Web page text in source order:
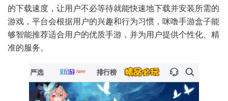
的下载速度，让用户不必等待就能快速地下载并安装所需的
游戏，平台会根据用户的兴趣和行为习惯，咪噜手游盒子能
够智能推荐适合用户的优质手游，并为用户提供个性化、精
准的服务。